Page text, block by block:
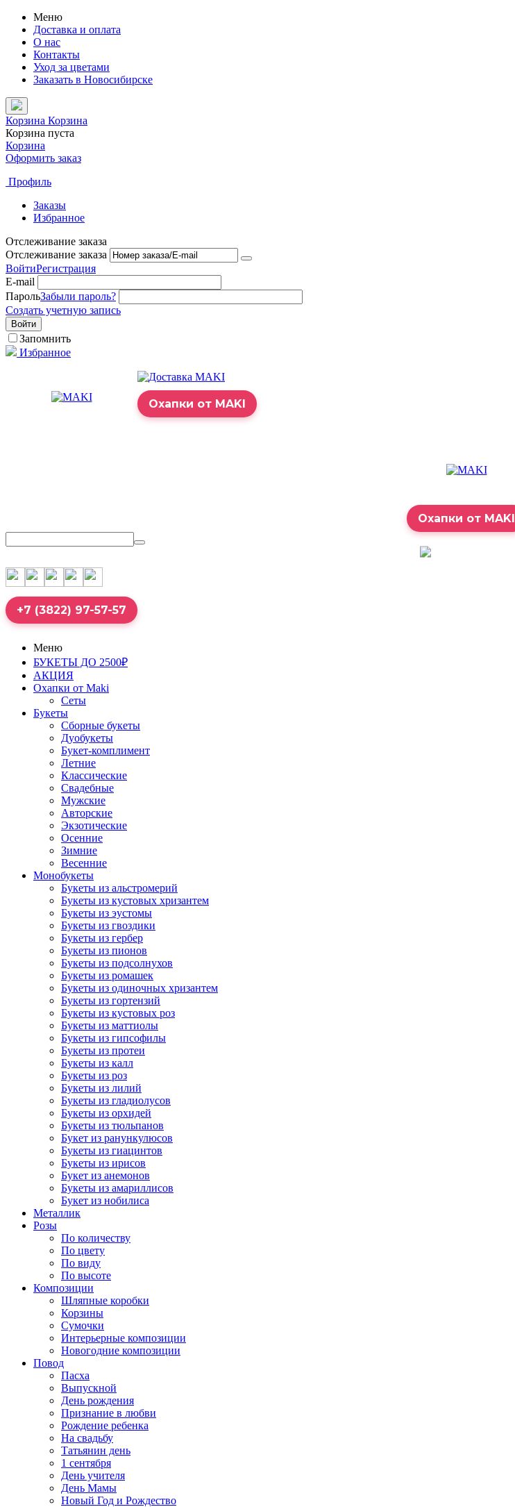
Меню
Доставка и оплата
О нас
Контакты
Уход за цветами
Заказать в Новосибирске
Корзина Корзина
Корзина пуста
Корзина
Оформить заказ
Профиль
Заказы
Избранное
Отслеживание заказа
Отслеживание заказа
ВойтиРегистрация
E-mail
ПарольЗабыли пароль?
Создать учетную запись
Войти
Запомнить
Избранное
Охапки от MAKI
Охапки от MAKI
+7 (3822) 97-57-57
Меню
БУКЕТЫ ДО 2500₽
АКЦИЯ
Охапки от Maki
Сеты
Букеты
Сборные букеты
Дуобукеты
Букет-комплимент
Летние
Классические
Свадебные
Мужские
Авторские
Экзотические
Осенние
Зимние
Весенние
Монобукеты
Букеты из альстромерий
Букеты из кустовых хризантем
Букеты из эустомы
Букеты из гвоздики
Букеты из гербер
Букеты из пионов
Букеты из подсолнухов
Букеты из ромашек
Букеты из одиночных хризантем
Букеты из гортензий
Букеты из кустовых роз
Букеты из маттиолы
Букеты из гипсофилы
Букеты из протеи
Букеты из калл
Букеты из роз
Букеты из лилий
Букеты из гладиолусов
Букеты из орхидей
Букеты из тюльпанов
Букет из ранункулюсов
Букеты из гиацинтов
Букеты из ирисов
Букет из анемонов
Букеты из амариллисов
Букет из нобилиса
Металлик
Розы
По количеству
По цвету
По виду
По высоте
Композиции
Шляпные коробки
Корзины
Сумочки
Интерьерные композиции
Новогодние композиции
Повод
Пасха
Выпускной
День рождения
Признание в любви
Рождение ребенка
На свадьбу
Татьянин день
1 сентября
День учителя
День Мамы
Новый Год и Рождество